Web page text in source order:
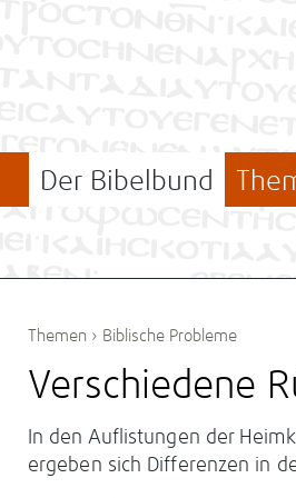
Der Bibelbund
Themen › Biblische Probleme
Verschiedene
In den Auflistungen der
ergeben sich Differenzen in